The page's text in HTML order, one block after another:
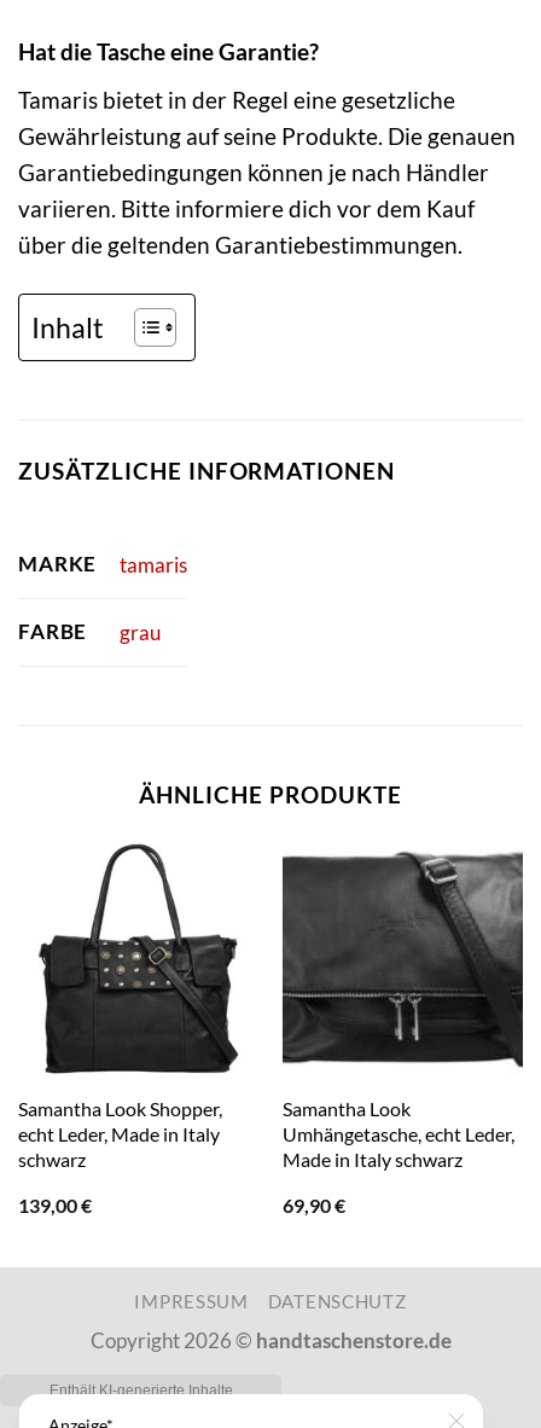
Hat die Tasche eine Garantie?
Tamaris bietet in der Regel eine gesetzliche
Gewährleistung auf seine Produkte. Die genauen
Garantiebedingungen können je nach Händler
variieren. Bitte informiere dich vor dem Kauf
über die geltenden Garantiebestimmungen.
Inhalt
ZUSÄTZLICHE INFORMATIONEN
MARKE tamaris
FARBE grau
ÄHNLICHE PRODUKTE
Samantha Look Shopper,
echt Leder, Made in Italy
schwarz
139,00€
Samantha Look
Umhängetasche, echt Leder,
Made in Italy schwarz
69,90€
IMPRESSUM DATENSCHUTZ
Copyright 2026 © handtaschenstore.de